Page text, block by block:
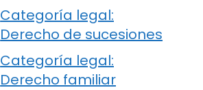
Categoría legal:
Derecho de sucesiones
Categoría legal:
Derecho familiar